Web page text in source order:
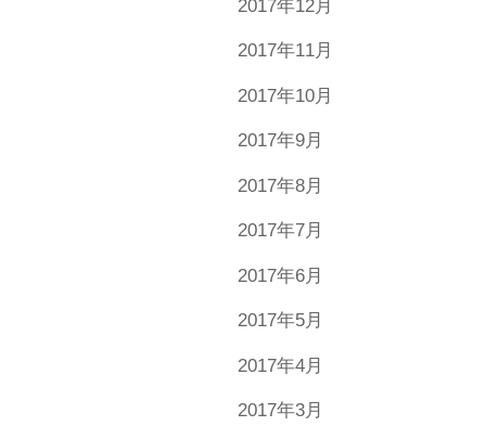
2017年12月
2017年11月
2017年10月
2017年9月
2017年8月
2017年7月
2017年6月
2017年5月
2017年4月
2017年3月